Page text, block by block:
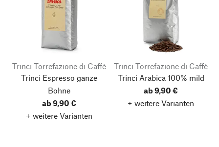
Trinci Torrefazione di Caffè
Trinci Espresso ganze
Bohne
ab 9,90 €
+ weitere Varianten
Trinci Torrefazione di Caffè
Trinci Arabica 100% mild
ab 9,90 €
+ weitere Varianten